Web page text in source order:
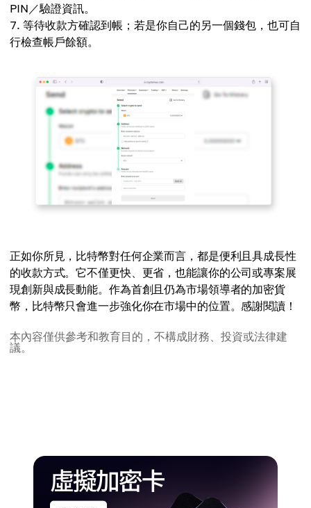
PIN／驗證資訊。
等待收款方確認到帳；若是你自己的另一個錢包，也可自
行檢查帳戶餘額。
正如你所見，比特幣對任何企業而言，都是便利且具成長性
的收款方式。它不僅更快、更省，也能讓你的公司或專案展
現創新與成長動能。作為首創且仍為市場領導者的加密貨
幣，比特幣只會進一步強化你在市場中的位置。感謝閱讀！
本內容僅供參考和教育目的，不構成財務、投資或法律建
議。